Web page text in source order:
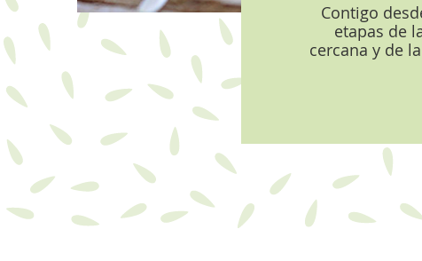
Contigo
etapas de
cercana y de